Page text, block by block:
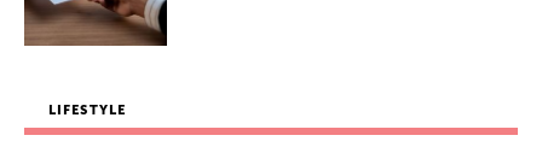
LIFESTYLE